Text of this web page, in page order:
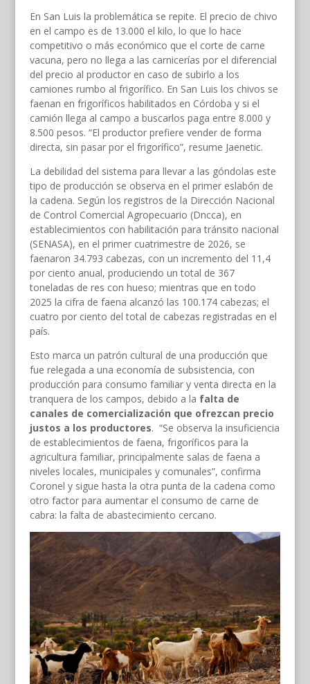
En San Luis la problemática se repite. El precio de chivo
en el campo es de 13.000 el kilo, lo que lo hace
competitivo o más económico que el corte de carne
vacuna, pero no llega a las carnicerías por el diferencial
del precio al productor en caso de subirlo a los
camiones rumbo al frigorífico. En San Luis los chivos se
faenan en frigoríficos habilitados en Córdoba y si el
camión llega al campo a buscarlos paga entre 8.000 y
8.500 pesos. “El productor prefiere vender de forma
directa, sin pasar por el frigorífico”, resume Jaenetic.
La debilidad del sistema para llevar a las góndolas este
tipo de producción se observa en el primer eslabón de
la cadena. Según los registros de la Dirección Nacional
de Control Comercial Agropecuario (Dncca), en
establecimientos con habilitación para tránsito nacional
(SENASA), en el primer cuatrimestre de 2026, se
faenaron 34.793 cabezas, con un incremento del 11,4
por ciento anual, produciendo un total de 367
toneladas de res con hueso; mientras que en todo
2025 la cifra de faena alcanzó las 100.174 cabezas; el
cuatro por ciento del total de cabezas registradas en el
país.
Esto marca un patrón cultural de una producción que
fue relegada a una economía de subsistencia, con
producción para consumo familiar y venta directa en la
tranquera de los campos, debido a la falta de
canales de comercialización que ofrezcan precio
justos a los productores. “Se observa la insuficiencia
de establecimientos de faena, frigoríficos para la
agricultura familiar, principalmente salas de faena a
niveles locales, municipales y comunales”, confirma
Coronel y sigue hasta la otra punta de la cadena como
otro factor para aumentar el consumo de carne de
cabra: la falta de abastecimiento cercano.